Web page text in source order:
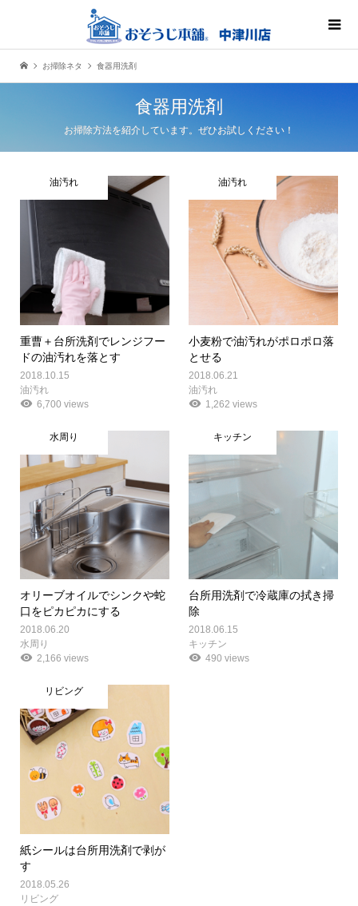
お掃除ネタ 食器用洗剤
食器用洗剤
お掃除方法を紹介しています。ぜひお試しください！
油汚れ
重曹＋台所洗剤でレンジフー
ドの油汚れを落とす
2018.10.15
油汚れ
6,700 views
油汚れ
小麦粉で油汚れがポロポロ落
とせる
2018.06.21
油汚れ
1,262 views
水周り
オリーブオイルでシンクや蛇
口をピカピカにする
2018.06.20
水周り
2,166 views
キッチン
台所用洗剤で冷蔵庫の拭き掃
除
2018.06.15
キッチン
490 views
リビング
紙シールは台所用洗剤で剥が
す
2018.05.26
リビング